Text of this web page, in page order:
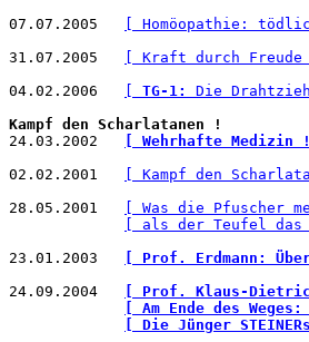
07.07.2005
[ Homöopathie:
31.07.2005
[ Kraft durch Freude
04.02.2006
TG-1:
Die
Kampf den Scharlatanen !
24.03.2002
[ Wehrhafte Medizin
02.02.2001
[ Kampf den
28.05.2001
[ Was die Pfuscher
[ als der Teufel das
23.01.2003
[ Prof. Erdmann:
24.09.2004
[ Prof. Klaus-
[ Am Ende des
[ Die Jünger